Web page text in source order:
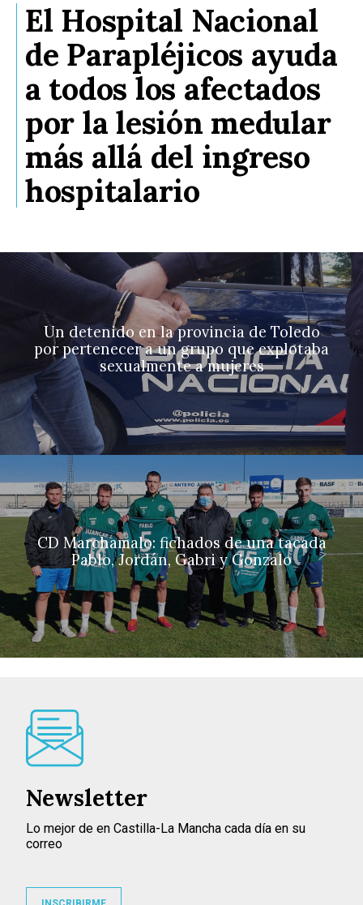
El Hospital Nacional
de Parapléjicos ayuda
a todos los afectados
por la lesión medular
más allá del ingreso
hospitalario
Un detenido en la provincia de Toledo
por pertenecer a un grupo que explotaba
sexualmente a mujeres
CD Marchamalo: fichados de una tacada
Pablo, Jordán, Gabri y Gonzalo
Newsletter
Lo mejor de en Castilla-La Mancha cada día en su
correo